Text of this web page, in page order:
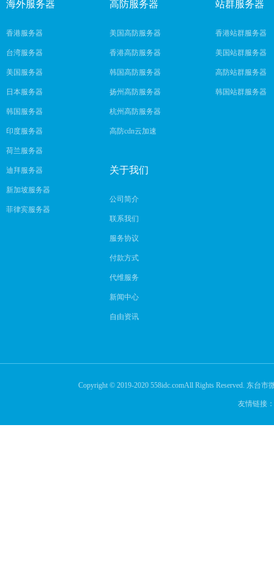
海外服务器
香港服务器
台湾服务器
美国服务器
日本服务器
韩国服务器
印度服务器
荷兰服务器
迪拜服务器
新加坡服务器
菲律宾服务器
高防服务器
美国高防服务器
香港高防服务器
韩国高防服务器
扬州高防服务器
杭州高防服务器
高防cdn云加速
站群服务器
香港站群服务器
美国站群服务器
高防站群服务器
韩国站群服务器
关于我们
公司简介
联系我们
服务协议
付款方式
代维服务
新闻中心
自由资讯
Copyright © 2019-2020 558idc.comAll Rights Reserved. 东台市
友情链接：